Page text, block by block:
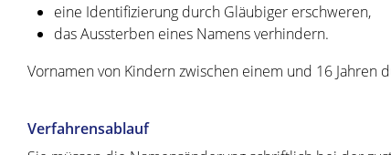
eine Identifizierung durch Gläubiger erschweren,
das Aussterben eines Namens verhindern.
Vornamen von Kindern zwischen einem und 16
Verfahrensablauf